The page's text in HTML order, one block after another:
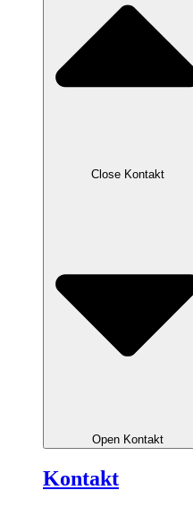
Close Kontakt
Open Kontakt
Kontakt